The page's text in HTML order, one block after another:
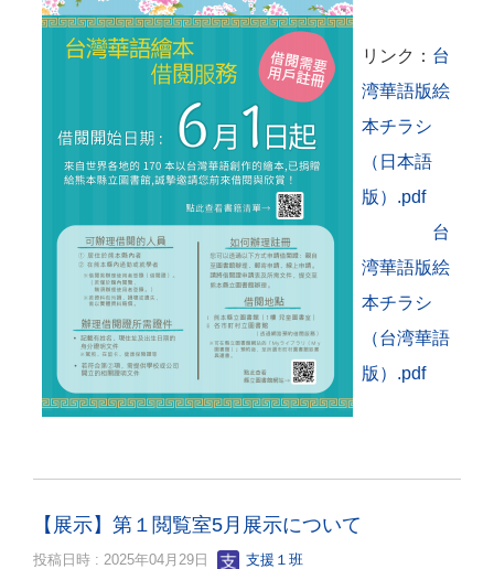
リンク： 台
湾華語版絵
本チラシ
（日本語
版）.pdf
台
湾華語版絵
本チラシ
（台湾華語
版）.pdf
【展示】第１閲覧室5月展示について
投稿日時 : 2025年04月29日 支援１班